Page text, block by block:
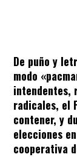
De puño y
modo
intendentes,
radicales, el
contener, y
elecciones
cooperativa